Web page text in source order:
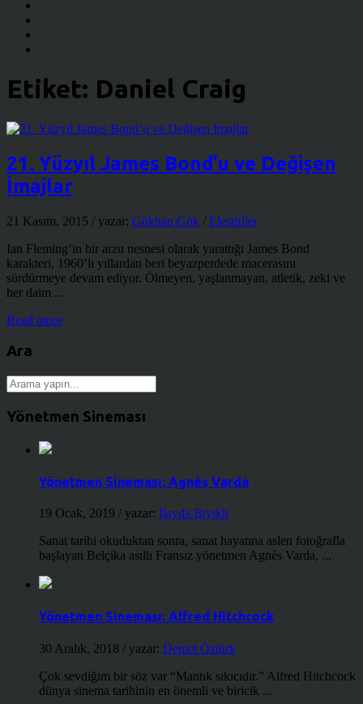
Etiket: Daniel Craig
21. Yüzyıl James Bond’u ve Değişen
İmajlar
21 Kasım, 2015 / yazar: Gökhan Gök / Eleştiriler
Ian Fleming’in bir arzu nesnesi olarak yarattığı James Bond
karakteri, 1960’lı yıllardan beri beyazperdede macerasını
sürdürmeye devam ediyor. Ölmeyen, yaşlanmayan, atletik, zeki ve
her daim ...
Read more
Ara
Yönetmen Sineması
Yönetmen Sineması: Agnès Varda
19 Ocak, 2019 / yazar: İlayda Bıyıklı
Sanat tarihi okuduktan sonra, sanat hayatına aslen fotoğrafla
başlayan Belçika asıllı Fransız yönetmen Agnès Varda, ...
Yönetmen Sineması: Alfred Hitchcock
30 Aralık, 2018 / yazar: Demet Öztürk
Çok sevdiğim bir söz var “Mantık sıkıcıdır.” Alfred Hitchcock
dünya sinema tarihinin en önemli ve biricik ...